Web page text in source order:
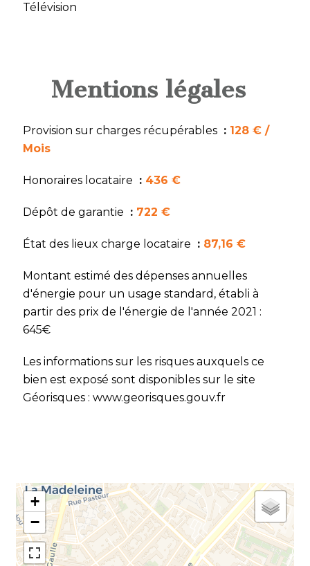
Télévision
Mentions légales
Provision sur charges récupérables
128 € /
Mois
Honoraires locataire 436 €
Dépôt de garantie 722 €
État des lieux charge locataire 87,16 €
Montant estimé des dépenses annuelles
d'énergie pour un usage standard, établi à
partir des prix de l'énergie de l'année 2021 :
645€
Les informations sur les risques auxquels ce
bien est exposé sont disponibles sur le site
Géorisques : www.georisques.gouv.fr
+
−